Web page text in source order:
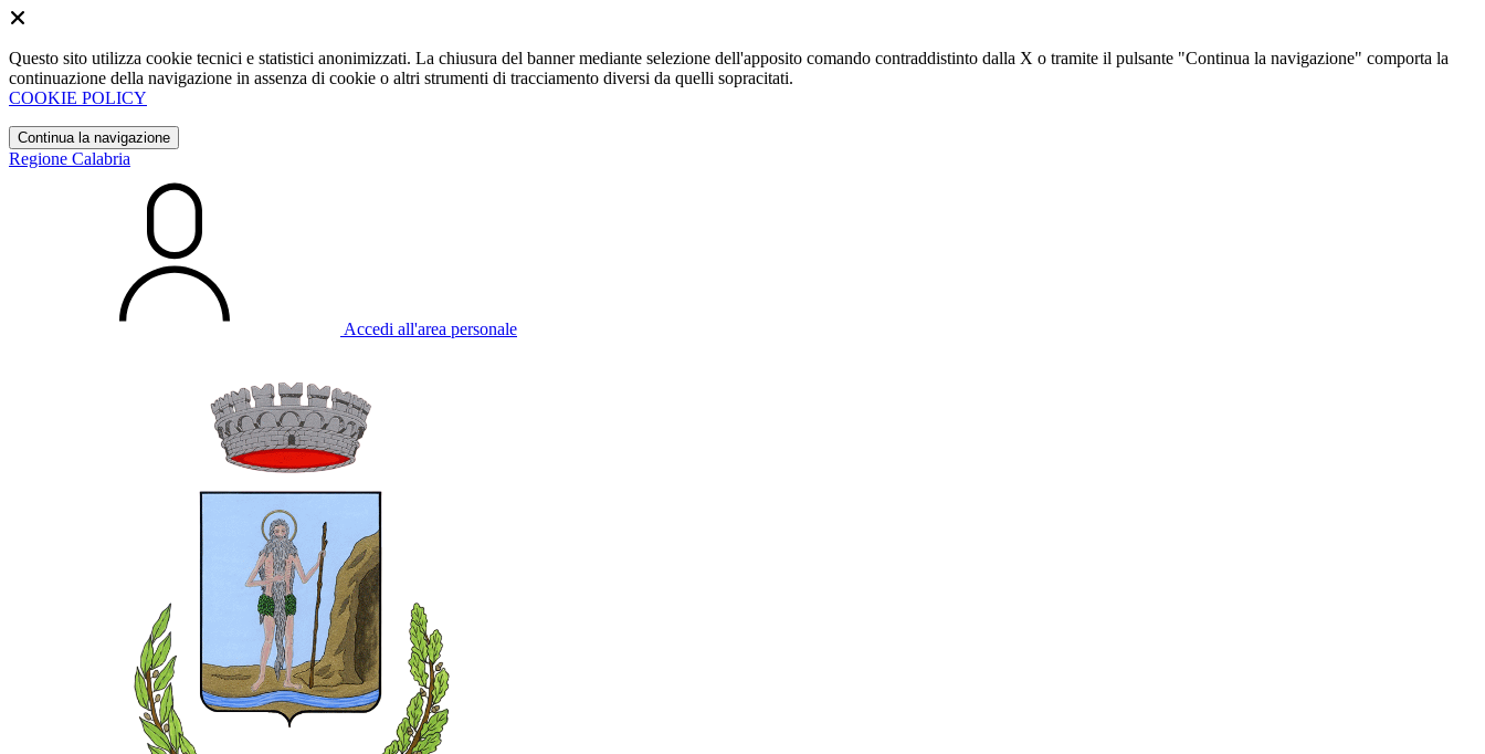
Questo sito utilizza cookie tecnici e statistici anonimizzati. La chiusura del banner mediante selezione dell'apposito comando contraddistinto dalla X o tramite il pulsante "Continua la navigazione" comporta la
continuazione della navigazione in assenza di cookie o altri strumenti di tracciamento diversi da quelli sopracitati.
COOKIE POLICY
Continua la navigazione
Regione Calabria
Accedi all'area personale